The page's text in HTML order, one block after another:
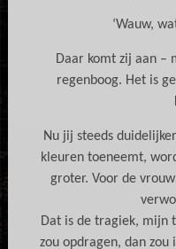
‘Wauw,
Daar komt zij aan –
regenboog. Het is
Nu jij steeds
kleuren toeneemt,
groter. Voor de
Dat is de tragiek, mijn
zou opdragen, dan